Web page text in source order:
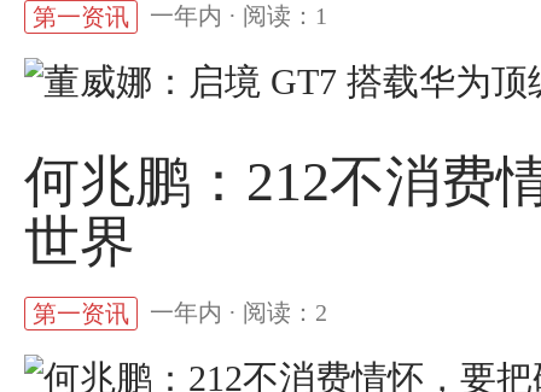
第一资讯 一年内 · 阅读：1
何兆鹏：212不消费
世界
第一资讯 一年内 · 阅读：2